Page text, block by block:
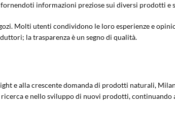
informazioni preziose sui diversi prodotti e
Molti utenti condividono le loro esperienze e
la trasparenza è un segno di qualità.
e alla crescente domanda di prodotti naturali,
e nello sviluppo di nuovi prodotti,